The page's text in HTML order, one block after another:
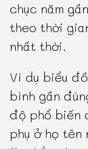
chục năm
theo thời
nhất thời.
Ví dụ biểu
bình gần
độ phổ biến
phụ ở họ tên